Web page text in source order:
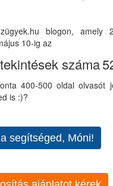
blogon, amely
10-ig az
száma
400-500 oldal olvasót
is :)?
segítséged, Móni!